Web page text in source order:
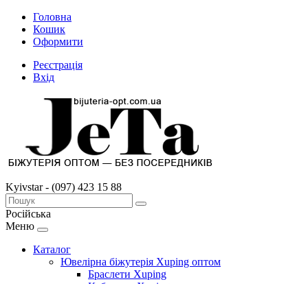
Головна
Кошик
Оформити
Реєстрація
Вхід
Kyivstar - (097) 423 15 88
Російська
Меню
Каталог
Ювелірна біжутерія Xuping оптом
Браслети Xuping